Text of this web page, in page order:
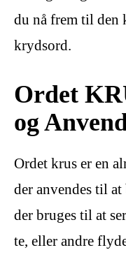
du nå frem til den
krydsord.
Ordet
og
Ordet krus er en
der anvendes til
der bruges til at
te, eller andre